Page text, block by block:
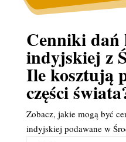
Cenniki
indyjskiej z
Ile kosztują
części
Zobacz, jakie mogą być
indyjskiej podawane w